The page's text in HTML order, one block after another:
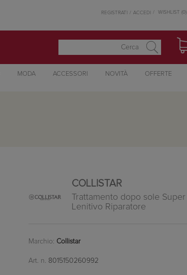
REGISTRATI ACCEDI WISHLIST (0)
MODA ACCESSORI NOVITÀ OFFERTE
COLLISTAR
Trattamento dopo sole Super
Lenitivo Riparatore
Marchio: Collistar
Art. n. 8015150260992